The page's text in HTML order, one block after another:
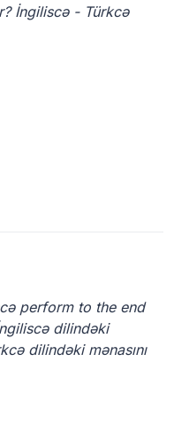
İngiliscə - Türkcə
perform to the end
dilindəki
dilindəki mənasını